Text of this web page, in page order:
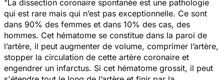
"La dissection coronaire spontanée est une pathologie
qui est rare mais qui n’est pas exceptionnelle. Ce sont
dans 90% des femmes et dans 10% des cas, des
hommes. Cet hématome se constitue dans la paroi de
l’artère, il peut augmenter de volume, comprimer l’artère,
stopper la circulation de cette artère coronaire et
engendrer un infarctus. Si cet hématome grossit, il peut